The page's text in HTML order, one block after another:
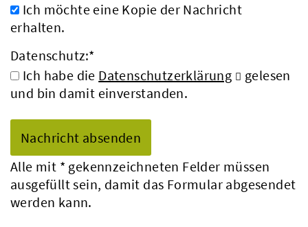
Ich möchte eine Kopie der Nachricht
erhalten.
Datenschutz:*
Ich habe die Datenschutzerklärung
gelesen
und bin damit einverstanden.
Alle mit * gekennzeichneten Felder müssen
ausgefüllt sein, damit das Formular abgesendet
werden kann.